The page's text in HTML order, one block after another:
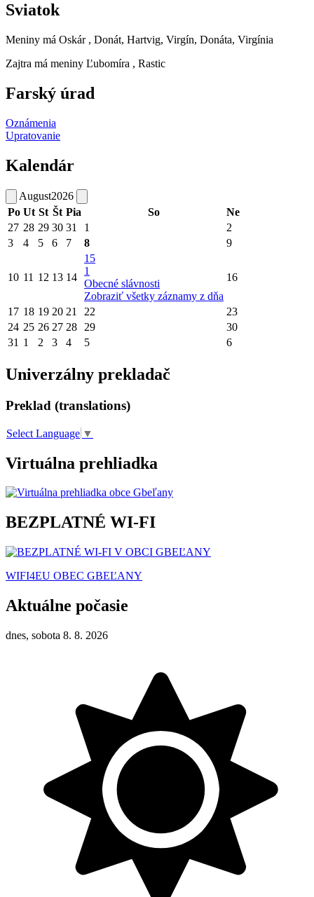
Sviatok
Meniny má Oskár , Donát, Hartvig, Virgín, Donáta, Virgínia
Zajtra má meniny Ľubomíra , Rastic
Farský úrad
Oznámenia
Upratovanie
Kalendár
August2026
Po Ut St Št Pia So
Ne
27 28 29 30 31 1
2
3
4 5 6 7 8 9
10 11 12 13 14
15
1
Obecné slávnosti
Zobraziť všetky záznamy z dňa
16
17 18 19 20 21 22
23
24 25 26 27 28 29
30
31 1 2 3 4 5 6
Univerzálny prekladač
Preklad (translations)
Select Language ▼
Virtuálna prehliadka
BEZPLATNÉ WI-FI
WIFI4EU OBEC GBEĽANY
Aktuálne počasie
dnes, sobota 8. 8. 2026